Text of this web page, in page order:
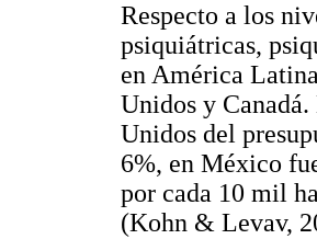
Respecto a los
psiquiátricas,
en América
Unidos y
Unidos del
6%, en México
por cada 10 mil
(Kohn & Levav,